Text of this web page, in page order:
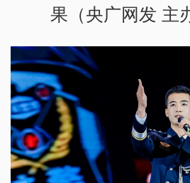
果（央广网发 主